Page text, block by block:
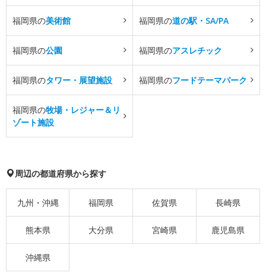
福岡県の美術館 福岡県の道の駅・SA/PA
福岡県の公園 福岡県のアスレチック
福岡県のタワー・展望施設 福岡県のフードテーマパーク
福岡県の牧場・レジャー＆リ
ゾート施設
周辺の都道府県から探す
九州・沖縄 福岡県 佐賀県 長崎県
熊本県 大分県 宮崎県 鹿児島県
沖縄県